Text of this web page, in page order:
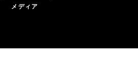
メディア